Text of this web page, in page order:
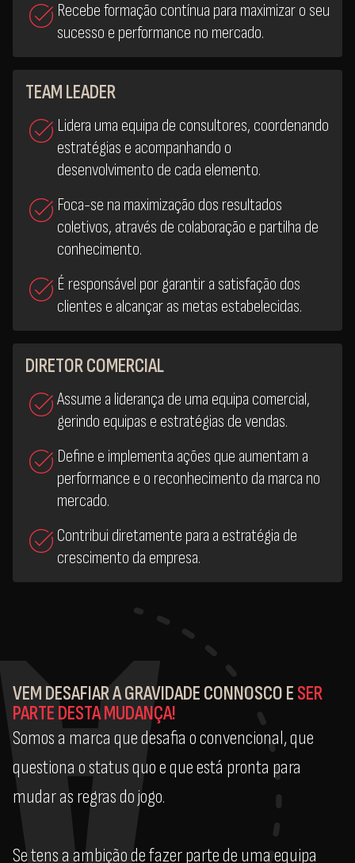
Recebe formação contínua para maximizar o seu
sucesso e performance no mercado.
TEAM LEADER
Lidera uma equipa de consultores, coordenando
estratégias e acompanhando o
desenvolvimento de cada elemento.
Foca-se na maximização dos resultados
coletivos, através de colaboração e partilha de
conhecimento.
É responsável por garantir a satisfação dos
clientes e alcançar as metas estabelecidas.
DIRETOR COMERCIAL
Assume a liderança de uma equipa comercial,
gerindo equipas e estratégias de vendas.
Define e implementa ações que aumentam a
performance e o reconhecimento da marca no
mercado.
Contribui diretamente para a estratégia de
crescimento da empresa.
VEM DESAFIAR A GRAVIDADE CONNOSCO ESER
PARTE DESTA MUDANÇA!
Somos a marca que desafia o convencional, que
questiona o status quo e que está pronta para
mudar as regras do jogo.
Se tens a ambição de fazer parte de uma equipa